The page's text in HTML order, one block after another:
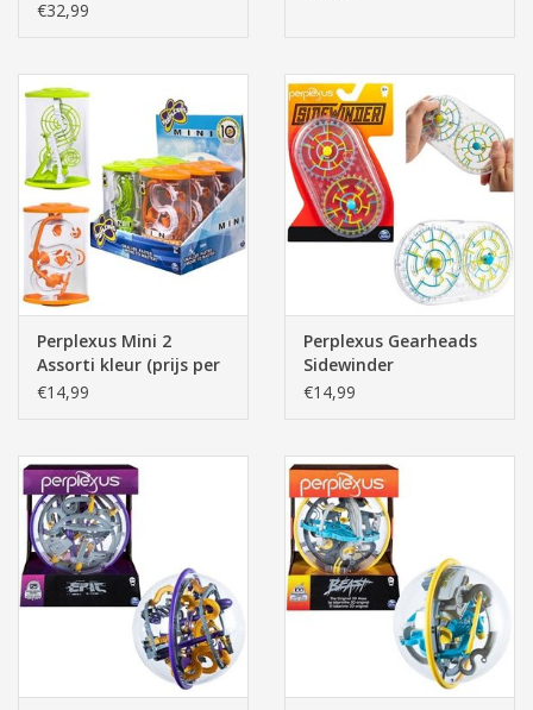
€32,99
Perplexus Mini 2
Assorti kleur (prijs per
stuk)
€14,99
Perplexus Gearheads
Sidewinder
€14,99